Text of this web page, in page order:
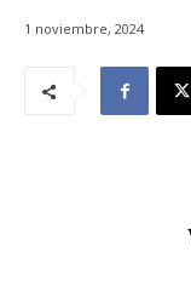
1 noviembre, 2024